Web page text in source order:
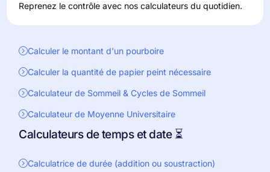
Reprenez le contrôle avec nos calculateurs du quotidien.
Calculer le montant d'un pourboire
Calculer la quantité de papier peint nécessaire
Calculateur de Sommeil & Cycles de Sommeil
Calculateur de Moyenne Universitaire
Calculateurs de temps et date ⏳
Calculatrice de durée (addition ou soustraction)